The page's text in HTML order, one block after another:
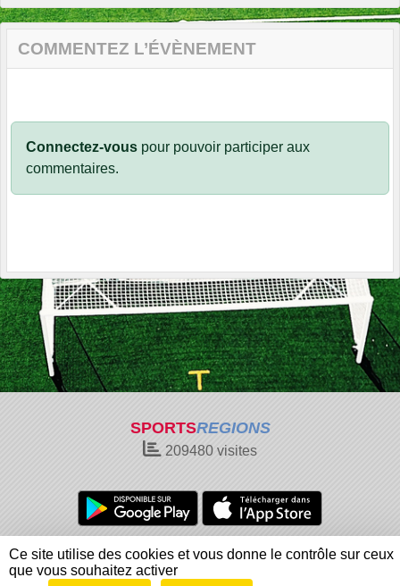
COMMENTEZ L’ÉVÈNEMENT
Connectez-vous pour pouvoir participer aux
commentaires.
SPORTSREGIONS
209480 visites
Charte cookies
Gestion des cookies
Informations légales
Signaler un contenu inapproprié
Ce site utilise des cookies et vous donne le contrôle sur ceux
que vous souhaitez activer